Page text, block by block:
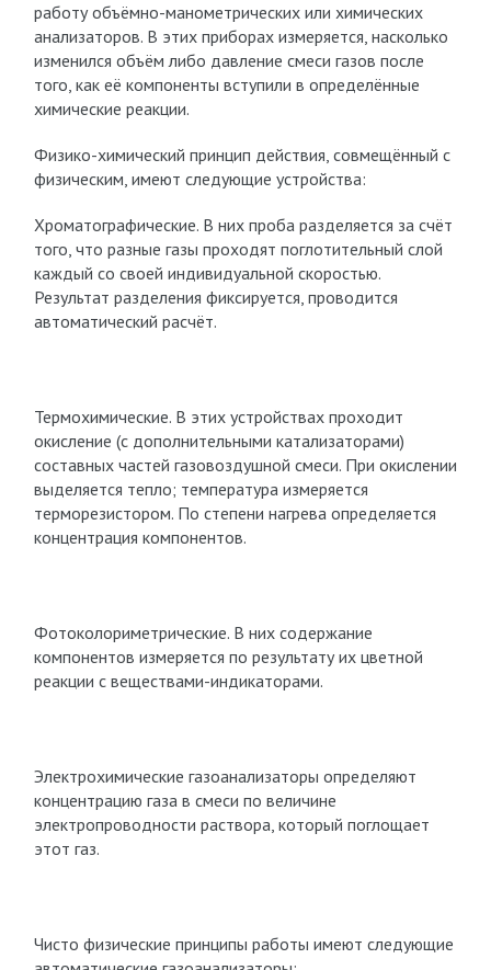
работу объёмно-манометрических или химических
анализаторов. В этих приборах измеряется, насколько
изменился объём либо давление смеси газов после
того, как её компоненты вступили в определённые
химические реакции.
Физико-химический принцип действия, совмещённый с
физическим, имеют следующие устройства:
Хроматографические. В них проба разделяется за счёт
того, что разные газы проходят поглотительный слой
каждый со своей индивидуальной скоростью.
Результат разделения фиксируется, проводится
автоматический расчёт.
Термохимические. В этих устройствах проходит
окисление (с дополнительными катализаторами)
составных частей газовоздушной смеси. При окислении
выделяется тепло; температура измеряется
терморезистором. По степени нагрева определяется
концентрация компонентов.
Фотоколориметрические. В них содержание
компонентов измеряется по результату их цветной
реакции с веществами-индикаторами.
Электрохимические газоанализаторы определяют
концентрацию газа в смеси по величине
электропроводности раствора, который поглощает
этот газ.
Чисто физические принципы работы имеют следующие